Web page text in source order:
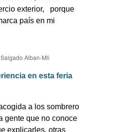
exterior,
porque
país en mi
Alban-Mli
en esta feria
a los sombrero
gente que no conoce
explicarles, otras